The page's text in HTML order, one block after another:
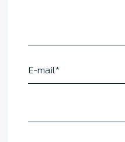
E-mail